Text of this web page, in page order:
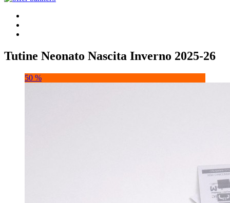
Tutine Neonato Nascita Inverno 2025-26
50 %